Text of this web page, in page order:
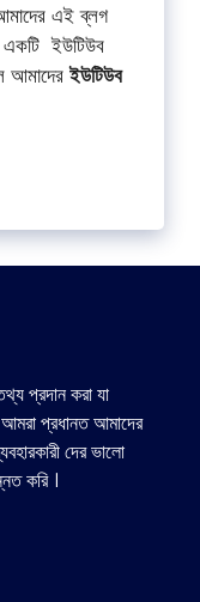
এই ব্লগ
একটি ইউটিউব
আমাদেরইউটিউব
প্রদান করা যা
প্রধানত আমাদের
দের ভালো
করি ।